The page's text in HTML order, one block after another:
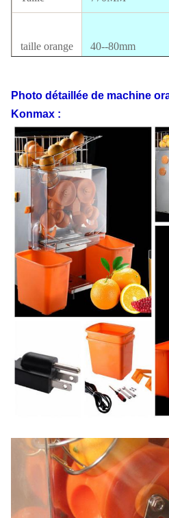
taille orange 40--80mm
Taille de
paquet
Norme
d'électricités
110V-220V, 50-
60HZ
G.W 49KG
40'
chargement
de QG
290PCS
chargement
120PCS
Photo détaillée de machine
Konmax :